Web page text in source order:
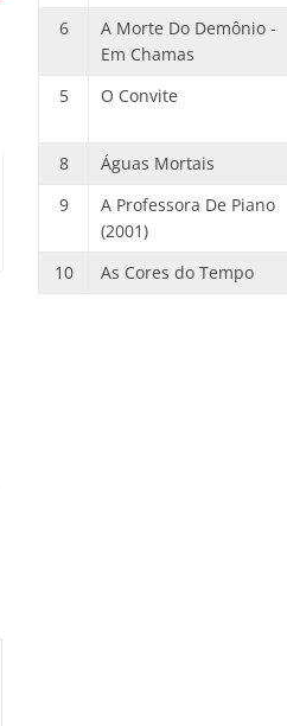
6
A Morte Do Demônio -
Em Chamas
5
O Convite
8
Águas Mortais
9
A Professora De Piano
(2001)
10 As Cores do Tempo